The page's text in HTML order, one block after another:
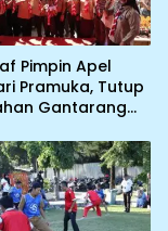
Pimpin Apel
Pramuka, Tutup
Gantarang
2026